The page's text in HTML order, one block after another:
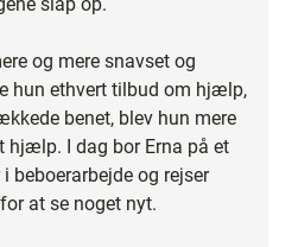
og mere snavset og
hun ethvert tilbud om hjælp,
benet, blev hun mere
hjælp. I dag bor Erna på et
beboerarbejde og rejser
at se noget nyt.